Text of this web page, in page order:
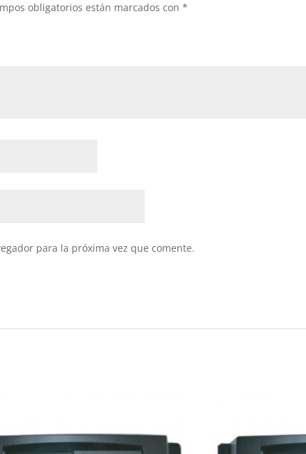
obligatorios están marcados con*
para la próxima vez que comente.